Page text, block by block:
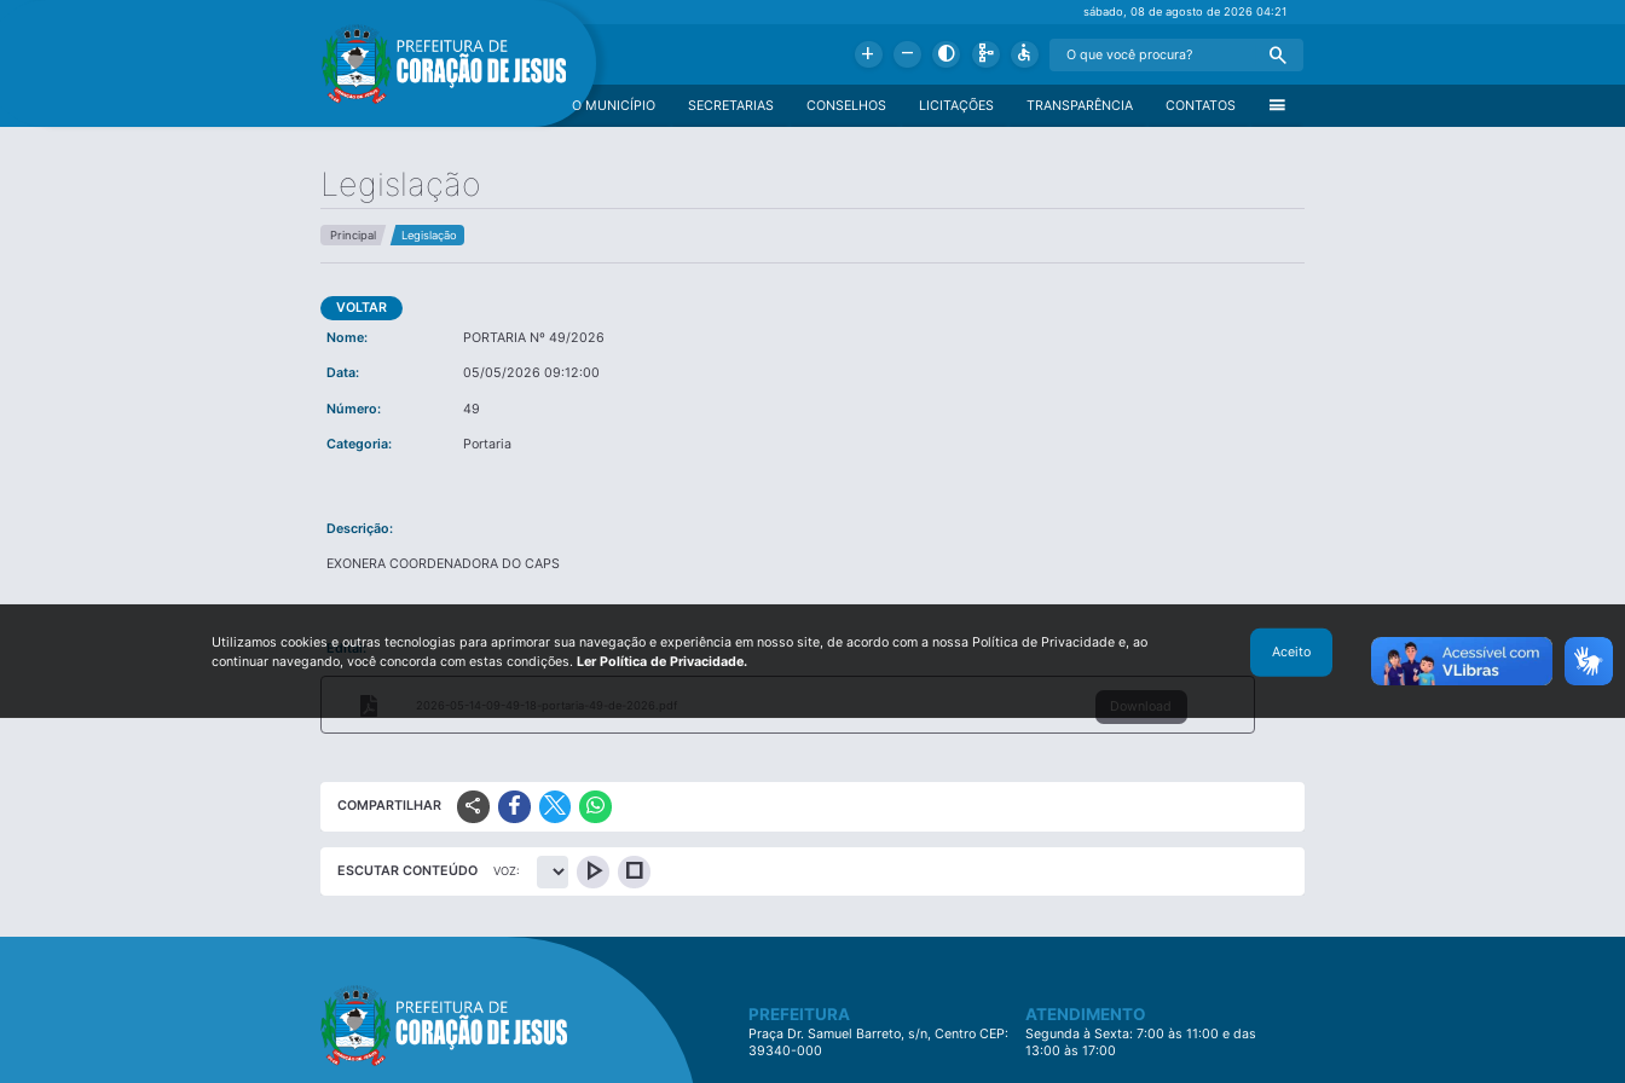
sábado, 08 de agosto de 202604:21
Add Remove Contrast Schema Accessible Search
menu
CONTATOS
TRANSPARÊNCIA
LICITAÇÕES
CONSELHOS
SECRETARIAS
O MUNICÍPIO
Legislação
Principal Legislação
VOLTAR
Nome:
PORTARIA Nº 49/2026
Data: 05/05/2026 09:12:00
Número: 49
Categoria: Portaria
Descrição:
EXONERA COORDENADORA DO CAPS
Edital:
2026-05-14-09-49-18-portaria-49-de-2026.pdf Download
COMPARTILHAR share
ESCUTAR CONTEÚDO VOZ: play_arrow stop
PREFEITURA
Praça Dr. Samuel Barreto, s/n, Centro CEP:
39340-000
ATENDIMENTO
Segunda à Sexta: 7:00 às 11:00 e das
13:00 às 17:00
Utilizamos cookies e outras tecnologias para aprimorar sua navegação e experiência em nosso site, de acordo com a nossa Política de Privacidade e, ao
continuar navegando, você concorda com estas condições. Ler Política de Privacidade.
Aceito